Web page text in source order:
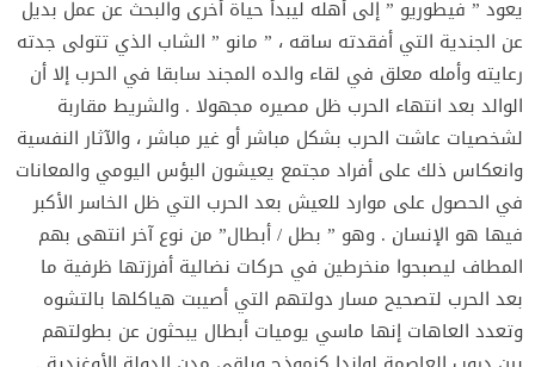
يعود ” فيطوريو ” إلى أهله ليبدأ حياة أخرى والبحث عن عمل بديل
عن الجندية التي أفقدته ساقه ، ” مانو ” الشاب الذي تتولى جدته
رعايته وأمله معلق في لقاء والده المجند سابقا في الحرب إلا أن
الوالد بعد انتهاء الحرب ظل مصيره مجهولا . والشريط مقاربة
لشخصيات عاشت الحرب بشكل مباشر أو غير مباشر ، والآثار النفسية
وانعكاس ذلك على أفراد مجتمع يعيشون البؤس اليومي والمعانات
في الحصول على موارد للعيش بعد الحرب التي ظل الخاسر الأكبر
فيها هو الإنسان . وهو ” بطل / أبطال” من نوع آخر انتهى بهم
المطاف ليصبحوا منخرطين في حركات نضالية أفرزتها ظرفية ما
بعد الحرب لتصحيح مسار دولتهم التي أصيبت هياكلها بالتشوه
وتعدد العاهات إنها ماسي يوميات أبطال يبحثون عن بطولتهم